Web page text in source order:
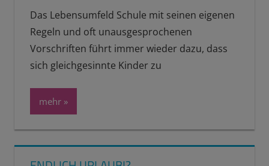
Das Lebensumfeld Schule mit seinen eigenen
Regeln und oft unausgesprochenen
Vorschriften führt immer wieder dazu, dass
sich gleichgesinnte Kinder zu
mehr